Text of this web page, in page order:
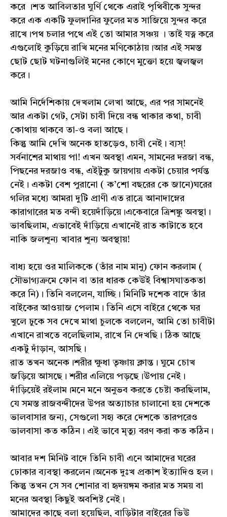
করে ।শত আবিলতার ঘুর্ণি থেকে এরাই পৃথিবীকে সুন্দর
করে এক একটি ফুলদানির ফুলের মত সাজিয়ে সুন্দর করে
রাখে।পথ চলার পথে এই তো আমার সঞ্চয় । তাই যত্ন করে
এগুলোই কুড়িয়ে রাখি মনের মণিকোঠায়।আর এই সমস্ত
ছোট ছোট ঘটনাগুলিই মনের কোণে মুক্তো হয়ে জ্বলজ্বল
করে।
আমি নির্দেশিকায় দেখলাম লেখা আছে, এর পর সামনেই
আর একটা গেট, সেটা চাবী দিয়ে বন্ধ থাকার কথা, চাবী
কোথায় থাকবে তা-ও বলা আছে।
কিন্তু আমি দেখি অনেক হাতড়েও, চাবী নেই। ব্যস্‌!
সর্বনাশের মাথায় পা! এখন অবস্থা এমন, সামনের দরজা বন্ধ,
পিছনের দরজাও বন্ধ, এইটুকু জায়গায় একটা চেয়ার পর্যন্ত
নেই। একটা বেশ পুরানো ( ক’শো বছরের কে জানে)ঘরের
গলির মধ্যে আমরা দুটি প্রাণী এত রাত্রে আনাদাম্নের
কারাগারের মত বন্দী হয়েদাঁড়িয়ে।একেবারে ত্রিশঙ্কু অবস্থা।
ভাবছিলাম, এভাবেই দাঁড়িয়ে এখানেই রাত কাটাতে হবে
নাকি জলশূন্য খাবার শূন্য অবস্থায়!
বাধ্য হয়ে ওর মালিককে (তাঁর নাম মানু) ফোন করলাম (
সৌভাগ্যক্রমে ফোন বা তার ধারক কেউই বিশ্বাসঘাতকতা
করে নি)। তিনি বললেন, যাচ্ছি। মিনিটি দশেক বাদে তাঁর
বাইকের আওয়াজ পেলাম। তিনি এসে বাইরে থেকে ঘর
খুলে ঢুকে সব দেখে মাথা চুলকে বললেন, আমি তো চাবীটা
এখানে রাখতে বলেছিলাম, রাখে নি দেখছি। ঠিক আছে
একটু দাঁড়ান, আসছি।
রাত তখন অনেক।শরীর ক্ষুধা তৃষ্ণায় ক্লান্ত। ঘুমে চোখ
জড়িয়ে আসছে। শরীর এলিয়ে পড়ছে।উপায় নেই।
দাঁড়িয়েই রইলাম।মনে মনে অনুভব করতে চেষ্টা করছিলাম,
যে সমস্ত রাজবন্দীদের উপর অত্যাচার চালানো হয় দেশকে
ভালবাসার জন্য, সেগুলো সহ্য করে দেশকে তারপরেও
ভালবাসা কত কঠিন। এই ভাবে মৃত্যু বরণ করা কত কঠিন।
আবার দশ মিনিট বাদে তিনি চাবী এনে আমাদের ঘরের
ঢোকার ব্যবস্থা করলেন।অনেক দুঃখ প্রকাশ ইত্যাদিও হল।
কিন্তু তখন সে সব শোনার বা হৃদয়ঙ্গম করার মত সময় বা
মনের অবস্থা কিছুই অবশিষ্ট নেই।
আমাদের কাছে বলা হয়েছিল, বাড়িটার বাইরের ভিউ